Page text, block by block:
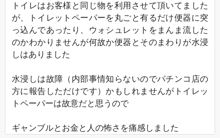
トイレはお客様と同じ物を利用させて頂いてました
が、トイレットペーパーを丸ごと有るだけ便器に突
っ込んであったり、ウォシュレットをまんま流した
のかわかりませんが何故か便器とそのまわりが水浸
しはありました
水浸しは故障（内部事情知らないのでパチンコ店の
方に報告しただけです）かもしれませんがトイレッ
トペーパーは故意だと思うので
ギャンブルとお金と人の怖さを痛感しました